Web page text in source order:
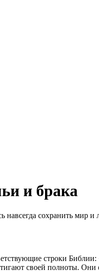
и брака
сохранить мир
строки Библии:
своей полноты.